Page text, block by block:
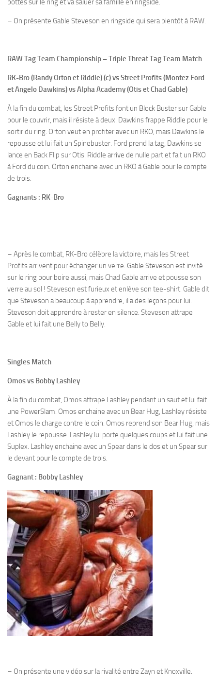
bottes sur le ring et va saluer sa famille en ringside.
– On présente Gable Steveson en ringside qui sera bientôt à RAW.
RAW Tag Team Championship – Triple Threat Tag Team Match
RK-Bro (Randy Orton et Riddle) (c) vs Street Profits (Montez Ford
et Angelo Dawkins) vs Alpha Academy (Otis et Chad Gable)
À la fin du combat, les Street Profits font un Block Buster sur Gable
pour le couvrir, mais il résiste à deux. Dawkins frappe Riddle pour le
sortir du ring. Orton veut en profiter avec un RKO, mais Dawkins le
repousse et lui fait un Spinebuster. Ford prend la tag, Dawkins se
lance en Back Flip sur Otis. Riddle arrive de nulle part et fait un RKO
à Ford du coin. Orton enchaine avec un RKO à Gable pour le compte
de trois.
Gagnants : RK-Bro
– Après le combat, RK-Bro célèbre la victoire, mais les Street
Profits arrivent pour échanger un verre. Gable Steveson est invité
sur le ring pour boire aussi, mais Chad Gable arrive et pousse son
verre au sol ! Steveson est furieux et enlève son tee-shirt. Gable dit
que Steveson a beaucoup à apprendre, il a des leçons pour lui.
Steveson doit apprendre à rester en silence. Steveson attrape
Gable et lui fait une Belly to Belly.
Singles Match
Omos vs Bobby Lashley
À la fin du combat, Omos attrape Lashley pendant un saut et lui fait
une PowerSlam. Omos enchaine avec un Bear Hug, Lashley résiste
et Omos le charge contre le coin. Omos reprend son Bear Hug, mais
Lashley le repousse. Lashley lui porte quelques coups et lui fait une
Suplex. Lashley enchaine avec un Spear dans le dos et un Spear sur
le devant pour le compte de trois.
Gagnant : Bobby Lashley
– On présente une vidéo sur la rivalité entre Zayn et Knoxville.